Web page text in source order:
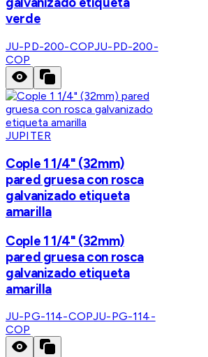
verde
JU-PD-200-COPJU-PD-200-
COP
JUPITER
Cople 1 1/4" (32mm)
pared gruesa con rosca
galvanizado etiqueta
amarilla
Cople 1 1/4" (32mm)
pared gruesa con rosca
galvanizado etiqueta
amarilla
JU-PG-114-COPJU-PG-114-
COP